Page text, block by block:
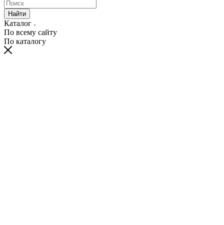
Найти
Каталог
По всему сайту
По каталогу